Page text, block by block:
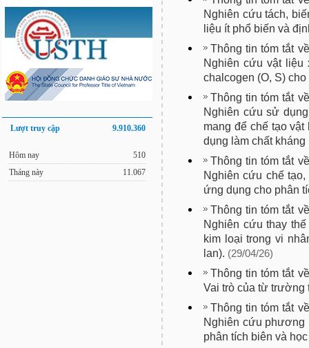
Lượt truy cập 9.910.360
Hôm nay
Tháng này
510
11.067
Nghiên cứu tách,
liệu ít phổ biến và
Thông tin tóm tắt
Nghiên cứu vật
chalcogen (O, S)
Thông tin tóm tắt
Nghiên cứu sử
mang để chế tạo
dụng làm chất
Thông tin tóm tắt
Nghiên cứu chế
ứng dụng cho phân
Thông tin tóm tắt
Nghiên cứu thay
kim loại trong vi
lan). (29/04/26)
Thông tin tóm tắt
Vai trò của từ trường
Thông tin tóm tắt
Nghiên cứu phương
phân tích biên và